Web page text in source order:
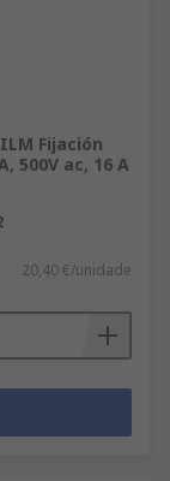
Fijación
500V ac, 16 A
20,40 €/unidade